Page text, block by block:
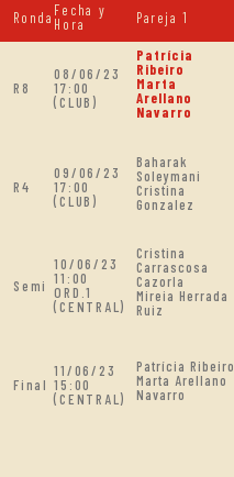
Ronda Fecha y
Hora
Pareja 1
R8
08/06/23
17:00
(CLUB)
Patrícia
Ribeiro
Marta
Arellano
Navarro
R4
09/06/23
17:00
(CLUB)
Baharak
Soleymani
Cristina
Gonzalez
Semi
10/06/23
11:00
ORD.1
(CENTRAL)
Cristina
Carrascosa
Cazorla
Mireia Herrada
Ruiz
Final
11/06/23
15:00
(CENTRAL)
Patrícia Ribeiro
Marta Arellano
Navarro